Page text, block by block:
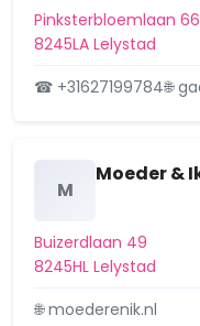
Pinksterbloemlaan 66
8245LA Lelystad
☎ +31627199784🌐
M
Moeder &
Buizerdlaan 49
8245HL Lelystad
🌐 moederenik.nl